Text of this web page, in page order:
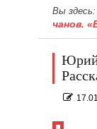
Вы здесь:
чанов.
Юрий